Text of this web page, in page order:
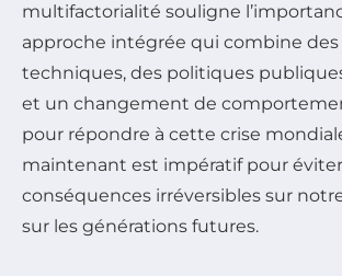
multifactorialité souligne
approche intégrée qui combine
techniques, des politiques
et un changement de
pour répondre à cette crise
maintenant est impératif pour
conséquences irréversibles sur
sur les générations futures.